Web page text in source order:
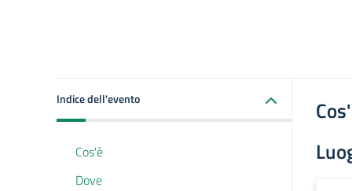
Indice dell'evento
Cos'è
Dove